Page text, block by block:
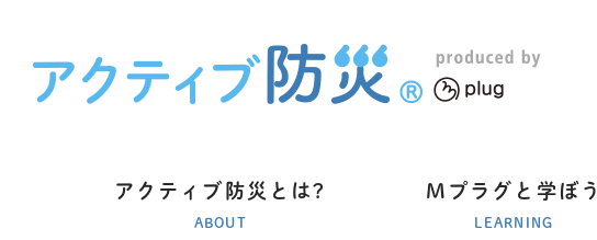
アクティブ防災とは?
ABOUT
Mプラグと学ぼう
LEARNING